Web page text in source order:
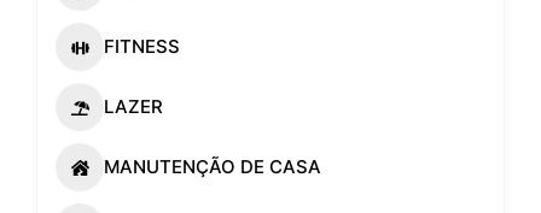
FITNESS
LAZER
MANUTENÇÃO DE CASA